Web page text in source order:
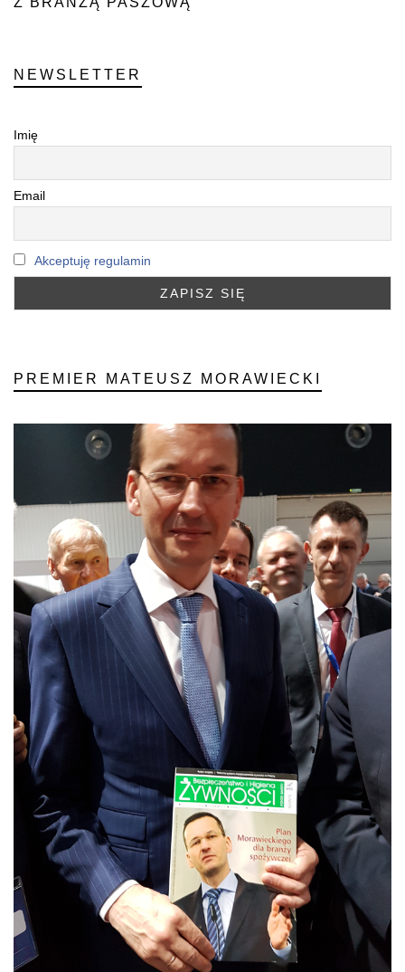
NEWSLETTER
Imię
Email
Akceptuję regulamin
PREMIER MATEUSZ MORAWIECKI